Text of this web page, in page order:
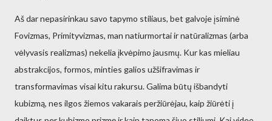
Aš dar nepasirinkau savo tapymo stiliaus, bet galvoje įsiminė
Fovizmas, Primityvizmas, man natiurmortai ir natūralizmas (arba
vėlyvasis realizmas) nekelia įkvėpimo jausmų. Kur kas mieliau
abstrakcijos, formos, minties galios užšifravimas ir
transformavimas visai kitu rakursu. Galima būtų išbandyti
kubizmą, nes ilgos žiemos vakarais peržiūrėjau, kaip žiūrėti į